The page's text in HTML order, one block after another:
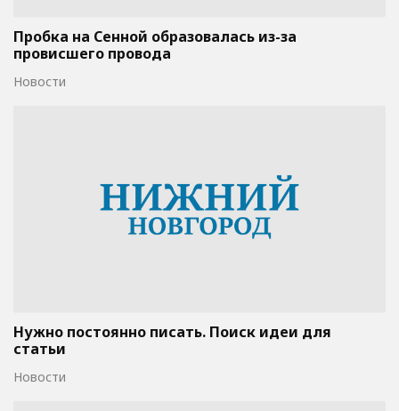
Пробка на Сенной образовалась из-за
провисшего провода
Новости
Нужно постоянно писать. Поиск идеи для
статьи
Новости